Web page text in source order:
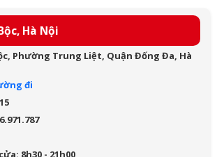
Hà Nội
Phường Trung Liệt, Quận Đống Đa, Hà
đi
8h30 - 21h00